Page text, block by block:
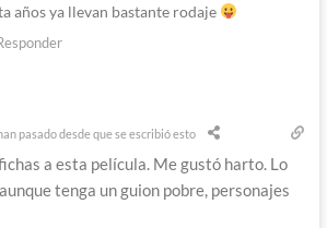
años ya llevan bastante rodaje
pasado desde que se escribió esto
a esta película. Me gustó harto. Lo
tenga un guion pobre, personajes